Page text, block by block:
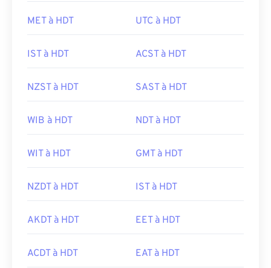
MET à HDT UTC à HDT
IST à HDT ACST à HDT
NZST à HDT SAST à HDT
WIB à HDT NDT à HDT
WIT à HDT GMT à HDT
NZDT à HDT IST à HDT
AKDT à HDT EET à HDT
ACDT à HDT EAT à HDT